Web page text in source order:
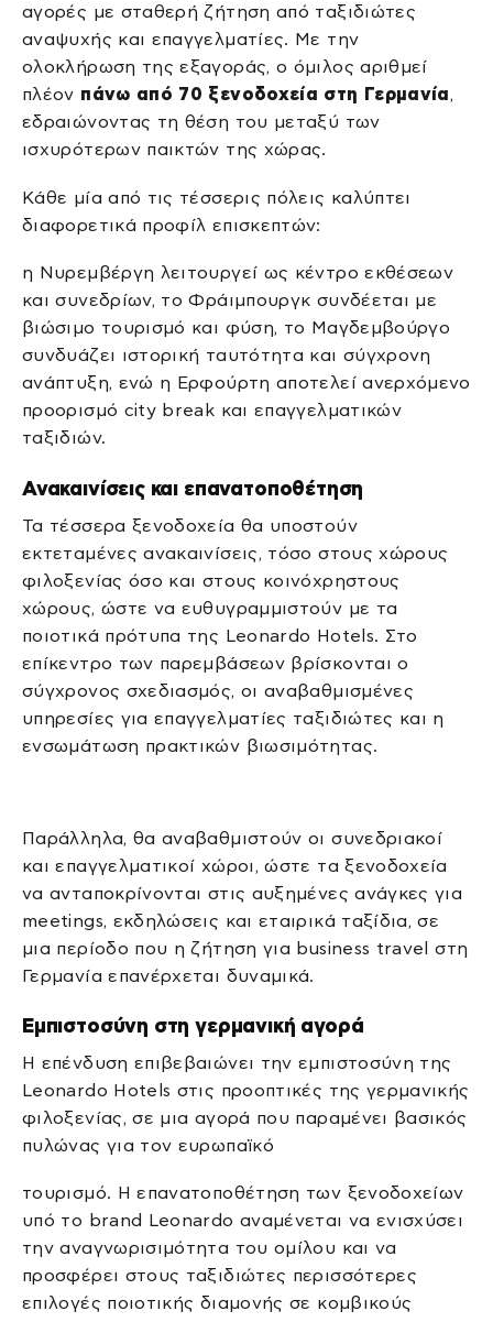
αγορές με σταθερή ζήτηση από ταξιδιώτες
αναψυχής και επαγγελματίες. Με την
ολοκλήρωση της εξαγοράς, ο όμιλος αριθμεί
πλέον πάνω από 70 ξενοδοχεία στη Γερμανία,
εδραιώνοντας τη θέση του μεταξύ των
ισχυρότερων παικτών της χώρας.
Κάθε μία από τις τέσσερις πόλεις καλύπτει
διαφορετικά προφίλ επισκεπτών:
η Νυρεμβέργη λειτουργεί ως κέντρο εκθέσεων
και συνεδρίων, το Φράιμπουργκ συνδέεται με
βιώσιμο τουρισμό και φύση, το Μαγδεμβούργο
συνδυάζει ιστορική ταυτότητα και σύγχρονη
ανάπτυξη, ενώ η Ερφούρτη αποτελεί ανερχόμενο
προορισμό city break και επαγγελματικών
ταξιδιών.
Ανακαινίσεις και επανατοποθέτηση
Τα τέσσερα ξενοδοχεία θα υποστούν
εκτεταμένες ανακαινίσεις, τόσο στους χώρους
φιλοξενίας όσο και στους κοινόχρηστους
χώρους, ώστε να ευθυγραμμιστούν με τα
ποιοτικά πρότυπα της Leonardo Hotels. Στο
επίκεντρο των παρεμβάσεων βρίσκονται ο
σύγχρονος σχεδιασμός, οι αναβαθμισμένες
υπηρεσίες για επαγγελματίες ταξιδιώτες και η
ενσωμάτωση πρακτικών βιωσιμότητας.
Παράλληλα, θα αναβαθμιστούν οι συνεδριακοί
και επαγγελματικοί χώροι, ώστε τα ξενοδοχεία
να ανταποκρίνονται στις αυξημένες ανάγκες για
meetings, εκδηλώσεις και εταιρικά ταξίδια, σε
μια περίοδο που η ζήτηση για business travel στη
Γερμανία επανέρχεται δυναμικά.
Εμπιστοσύνη στη γερμανική αγορά
Η επένδυση επιβεβαιώνει την εμπιστοσύνη της
Leonardo Hotels στις προοπτικές της γερμανικής
φιλοξενίας, σε μια αγορά που παραμένει βασικός
πυλώνας για τον ευρωπαϊκό
τουρισμό. Η επανατοποθέτηση των ξενοδοχείων
υπό το brand Leonardo αναμένεται να ενισχύσει
την αναγνωρισιμότητα του ομίλου και να
προσφέρει στους ταξιδιώτες περισσότερες
επιλογές ποιοτικής διαμονής σε κομβικούς